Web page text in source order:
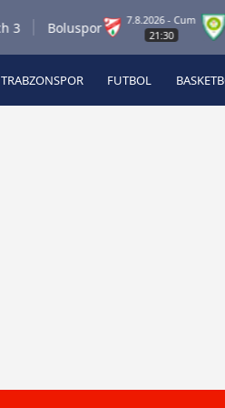
Boluspor
7.8.2026 - Cum
21:30
Beşiktaş
A
TRABZONSPOR FUTBOL